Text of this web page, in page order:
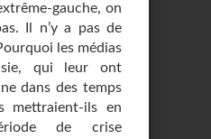
gauche, on
Il n’y a pas de
les médias
qui leur ont
dans des temps
mettraient-ils en
de crise